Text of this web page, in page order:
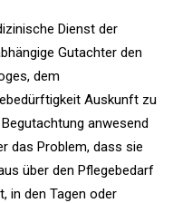
Dienst der
Gutachter den
dem
Auskunft zu
anwesend
das Problem, dass sie
über den Pflegebedarf
in den Tagen oder